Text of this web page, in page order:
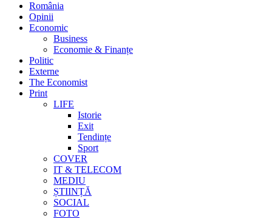
România
Opinii
Economic
Business
Economie & Finanțe
Politic
Externe
The Economist
Print
LIFE
Istorie
Exit
Tendințe
Sport
COVER
IT & TELECOM
MEDIU
ȘTIINȚĂ
SOCIAL
FOTO